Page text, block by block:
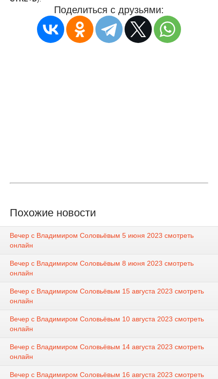
Поделиться с друзьями:
Похожие новости
Вечер с Владимиром Соловьёвым 5 июня 2023 смотреть
онлайн
Вечер с Владимиром Соловьёвым 8 июня 2023 смотреть
онлайн
Вечер с Владимиром Соловьёвым 15 августа 2023 смотреть
онлайн
Вечер с Владимиром Соловьёвым 10 августа 2023 смотреть
онлайн
Вечер с Владимиром Соловьёвым 14 августа 2023 смотреть
онлайн
Вечер с Владимиром Соловьёвым 16 августа 2023 смотреть